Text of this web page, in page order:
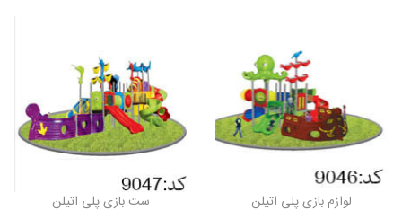
لوازم بازی پلی اتیلن ست بازی پلی اتیلن